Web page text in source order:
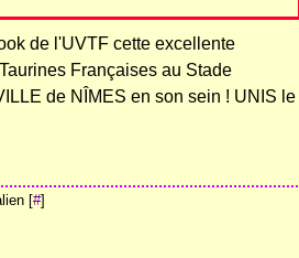
de l'UVTF cette excellente
Françaises au Stade
de NÎMES en son sein ! UNIS le
[#]